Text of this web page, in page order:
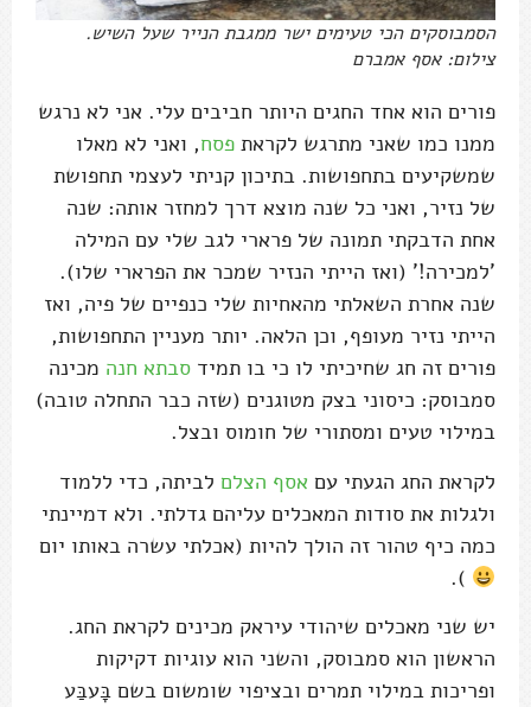
הסמבוסקים הכי טעימים ישר ממגבת הנייר שעל השיש.
צילום: אסף אמברם
פורים הוא אחד החגים היותר חביבים עלי. אני לא נרגש
ממנו כמו שאני מתרגש לקראת פסח, ואני לא מאלו
שמשקיעים בתחפושות. בתיכון קניתי לעצמי תחפושת
של נזיר, ואני כל שנה מוצא דרך למחזר אותה: שנה
אחת הדבקתי תמונה של פרארי לגב שלי עם המילה
'למכירה!' (ואז הייתי הנזיר שמכר את הפרארי שלו).
שנה אחרת השאלתי מהאחיות שלי כנפיים של פיה, ואז
הייתי נזיר מעופף, וכן הלאה. יותר מעניין התחפושות,
פורים זה חג שחיכיתי לו כי בו תמיד סבתא חנה מכינה
סמבוסק: כיסוני בצק מטוגנים (שזה כבר התחלה טובה)
במילוי טעים ומסתורי של חומוס ובצל.
לקראת החג הגעתי עם אסף הצלם לביתה, כדי ללמוד
ולגלות את סודות המאכלים עליהם גדלתי. ולא דמיינתי
כמה כיף טהור זה הולך להיות (אכלתי עשרה באותו יום
).
יש שני מאכלים שיהודי עיראק מכינים לקראת החג.
הראשון הוא סמבוסק, והשני הוא עוגיות דקיקות
ופריכות במילוי תמרים ובציפוי שומשום בשם בָּעבַּע